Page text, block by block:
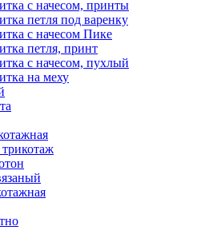
с начесом, принты
петля под варенку
с начесом Пике
петля, принт
с начесом, пухлый
на меху